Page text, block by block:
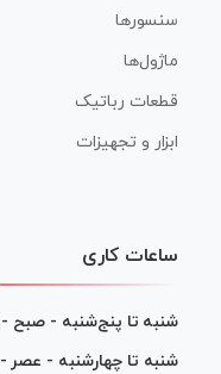
سنسورها
ماژول‌ها
قطعات رباتیک
ابزار و تجهیزات
ساعات کاری
شنبه تا پنج‌شنبه - صبح -
شنبه تا چهارشنبه - عصر -